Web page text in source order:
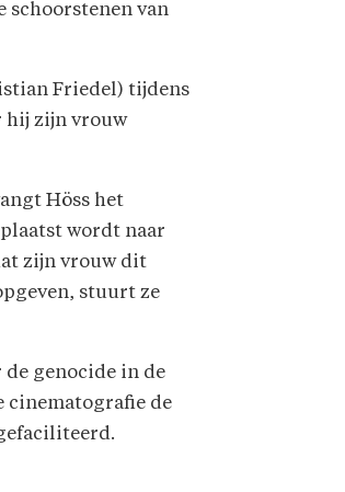
schoorstenen van
Friedel) tijdens
hij zijn vrouw
Höss het
wordt naar
zijn vrouw dit
stuurt ze
genocide in de
cinematografie de